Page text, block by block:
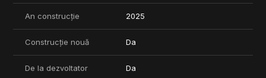
An construcție 2025
Construcție nouă Da
De la dezvoltator Da